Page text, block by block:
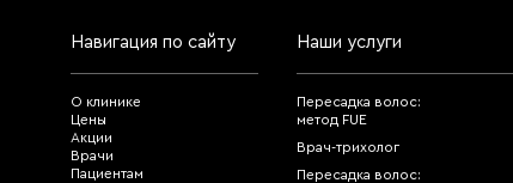
Навигация по сайту
О клинике
Цены
Акции
Врачи
Пациентам
Наши услуги
Пересадка волос:
метод FUE
Врач-трихолог
Пересадка волос: